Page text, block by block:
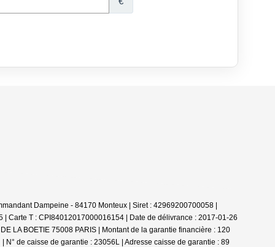
Dampeine - 84170 Monteux | Siret : 42969200700058 |
| Carte T : CPI84012017000016154 | Date de délivrance : 2017-01-26
LA BOETIE 75008 PARIS | Montant de la garantie financière : 120
de caisse de garantie : 23056L | Adresse caisse de garantie : 89